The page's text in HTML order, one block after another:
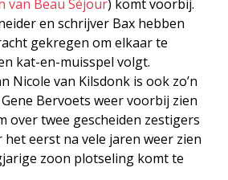
van Beau Séjour) komt voorbij.
en schrijver Bax hebben
gekregen om elkaar te
kat-en-muisspel volgt.
Nicole van Kilsdonk is ook zo’n
Bervoets weer voorbij zien
over twee gescheiden zestigers
het eerst na vele jaren weer zien
zoon plotseling komt te